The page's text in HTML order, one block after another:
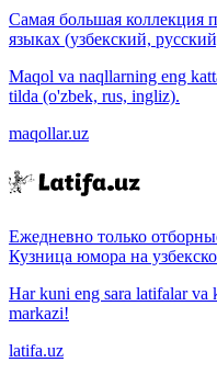
Самая большая коллекция
языках (узбекский,
Maqol va naqllarning eng
tilda (o'zbek, rus, ingliz).
maqollar.uz
Ежедневно только
Кузница юмора на
Har kuni eng sara latifalar
markazi!
latifa.uz